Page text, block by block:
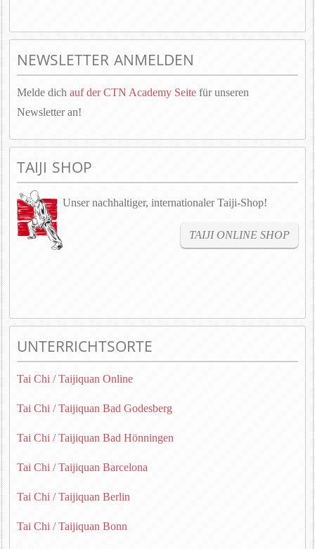
NEWSLETTER ANMELDEN
Melde dich auf der CTN Academy Seite für unseren
Newsletter an!
TAIJI SHOP
Unser nachhaltiger, internationaler Taiji-Shop!
TAIJI ONLINE SHOP
UNTERRICHTSORTE
Tai Chi / Taijiquan Online
Tai Chi / Taijiquan Bad Godesberg
Tai Chi / Taijiquan Bad Hönningen
Tai Chi / Taijiquan Barcelona
Tai Chi / Taijiquan Berlin
Tai Chi / Taijiquan Bonn